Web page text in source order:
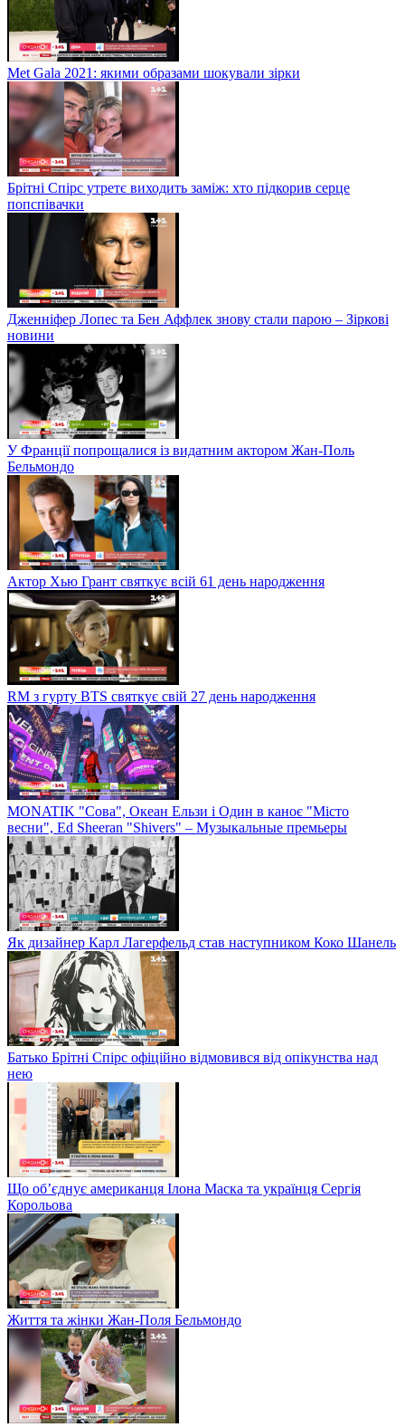
Met Gala 2021: якими образами шокували зірки
Брітні Спірс утретє виходить заміж: хто підкорив серце
попспівачки
Дженніфер Лопес та Бен Аффлек знову стали парою – Зіркові
новини
У Франції попрощалися із видатним актором Жан-Поль
Бельмондо
Актор Хью Грант святкує всій 61 день народження
RM з гурту BTS святкує свій 27 день народження
MONATIK "Сова", Океан Ельзи і Один в каноє "Місто
весни", Ed Sheeran "Shivers" – Музыкальные премьеры
Як дизайнер Карл Лагерфельд став наступником Коко Шанель
Батько Брітні Спірс офіційно відмовився від опікунства над
нею
Що об’єднує американця Ілона Маска та українця Сергія
Корольова
Життя та жінки Жан-Поля Бельмондо